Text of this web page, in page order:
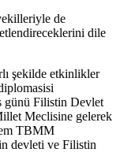
de
dile
şekilde etkinlikler
günü Filistin Devlet
Meclisine gelerek
TBMM
devleti ve Filistin